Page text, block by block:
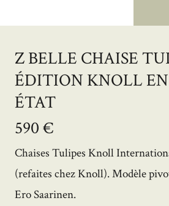
Z BELLE CHAISE
ÉDITION KNOLL
ÉTAT
590 €
Chaises Tulipes Knoll
(refaites chez Knoll). Modèle
Ero Saarinen.